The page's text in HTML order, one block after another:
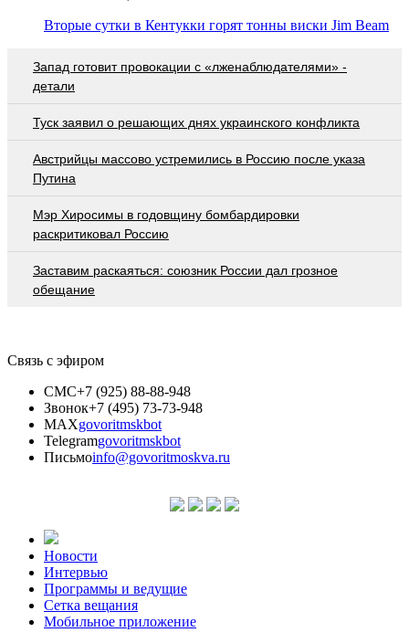
Вторые сутки в Кентукки горят тонны виски Jim Beam
Запад готовит провокации с «лженаблюдателями» -
детали
Туск заявил о решающих днях украинского конфликта
Австрийцы массово устремились в Россию после указа
Путина
Мэр Хиросимы в годовщину бомбардировки
раскритиковал Россию
Заставим раскаяться: союзник России дал грозное
обещание
Связь с эфиром
СМС+7 (925) 88-88-948
Звонок+7 (495) 73-73-948
MAXgovoritmskbot
Telegramgovoritmskbot
Письмоinfo@govoritmoskva.ru
Новости
Интервью
Программы и ведущие
Сетка вещания
Мобильное приложение